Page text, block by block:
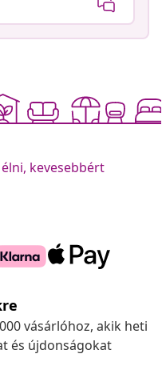
kevesebbért
vásárlóhoz, akik heti
és újdonságokat